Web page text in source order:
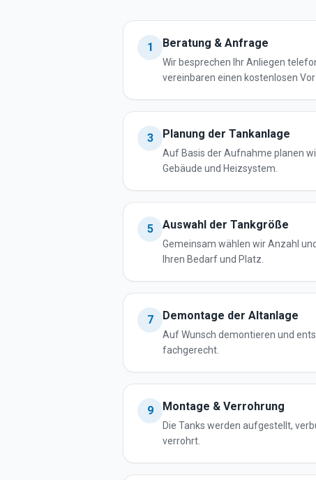
1 Beratung & Anfrage
Wir besprechen Ihr Anliegen
vereinbaren einen kostenlosen
3 Planung der Tankanlage
Auf Basis der Aufnahme planen
Gebäude und Heizsystem.
5 Auswahl der Tankgröße
Gemeinsam wählen wir Anzahl
Ihren Bedarf und Platz.
7 Demontage der Altanlage
Auf Wunsch demontieren und
fachgerecht.
9 Montage & Verrohrung
Die Tanks werden aufgestellt,
verrohrt.